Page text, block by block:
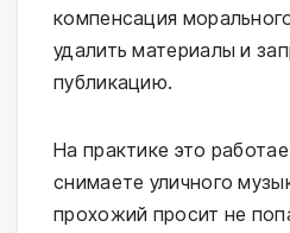
компенсация
удалить материалы и
публикацию.
На практике это
снимаете уличного
прохожий просит не